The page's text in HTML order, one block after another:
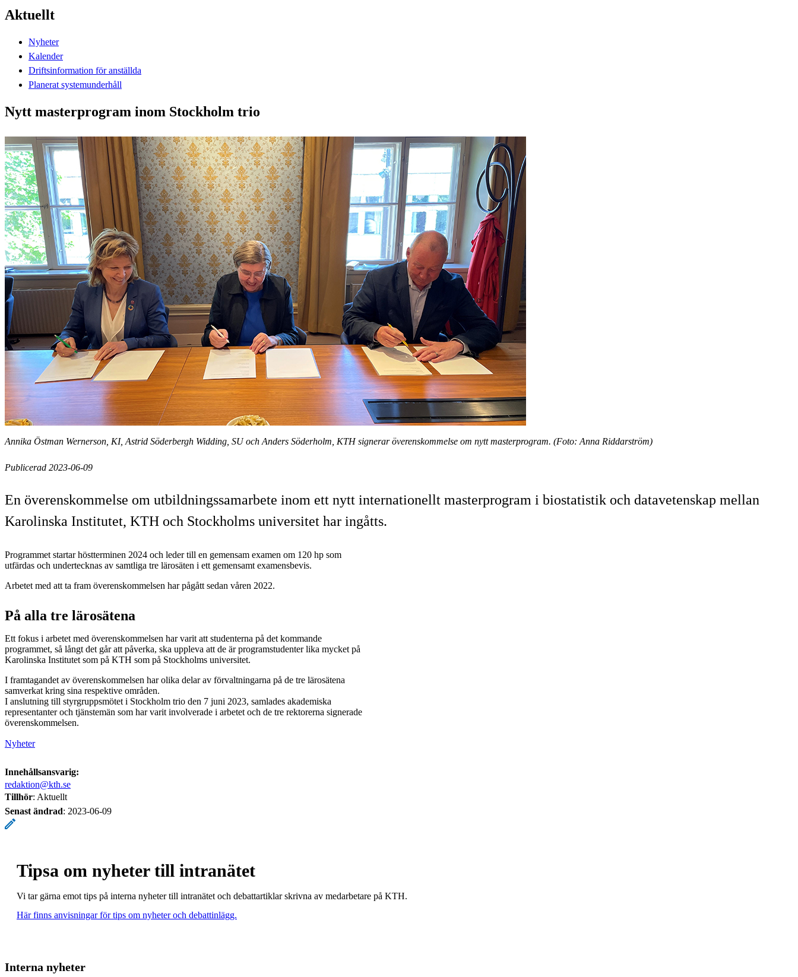
Aktuellt
Nyheter
Kalender
Driftsinformation för anställda
Planerat systemunderhåll
Nytt masterprogram inom Stockholm trio
Annika Östman Wernerson, KI, Astrid Söderbergh Widding, SU och Anders Söderholm, KTH signerar överenskommelse om nytt masterprogram. (Foto: Anna Riddarström)
Publicerad 2023-06-09
En överenskommelse om utbildningssamarbete inom ett nytt internationellt masterprogram i biostatistik och datavetenskap mellan
Karolinska Institutet, KTH och Stockholms universitet har ingåtts.
Programmet startar höstterminen 2024 och leder till en gemensam examen om 120 hp som
utfärdas och undertecknas av samtliga tre lärosäten i ett gemensamt examensbevis.
Arbetet med att ta fram överenskommelsen har pågått sedan våren 2022.
På alla tre lärosätena
Ett fokus i arbetet med överenskommelsen har varit att studenterna på det kommande
programmet, så långt det går att påverka, ska uppleva att de är programstudenter lika mycket på
Karolinska Institutet som på KTH som på Stockholms universitet.
I framtagandet av överenskommelsen har olika delar av förvaltningarna på de tre lärosätena
samverkat kring sina respektive områden.
I anslutning till styrgruppsmötet i Stockholm trio den 7 juni 2023, samlades akademiska
representanter och tjänstemän som har varit involverade i arbetet och de tre rektorerna signerade
överenskommelsen.
Nyheter
Innehållsansvarig:
redaktion@kth.se
Tillhör: Aktuellt
Senast ändrad: 2023-06-09
Tipsa om nyheter till intranätet
Vi tar gärna emot tips på interna nyheter till intranätet och debattartiklar skrivna av medarbetare på KTH.
Här finns anvisningar för tips om nyheter och debattinlägg.
Interna nyheter